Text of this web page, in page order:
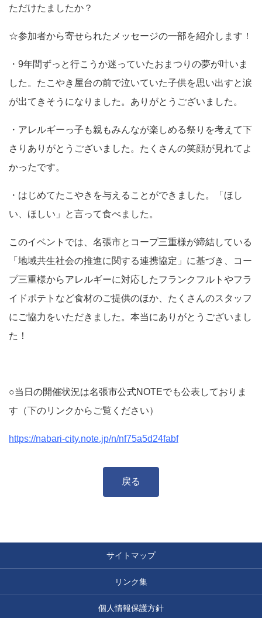
ただけたましたか？
☆参加者から寄せられたメッセージの一部を紹介します！
・9年間ずっと行こうか迷っていたおまつりの夢が叶いま
した。たこやき屋台の前で泣いていた子供を思い出すと涙
が出てきそうになりました。ありがとうございました。
・アレルギーっ子も親もみんなが楽しめる祭りを考えて下
さりありがとうございました。たくさんの笑顔が見れてよ
かったです。
・はじめてたこやきを与えることができました。「ほし
い、ほしい」と言って食べました。
このイベントでは、名張市とコープ三重様が締結している
「地域共生社会の推進に関する連携協定」に基づき、コー
プ三重様からアレルギーに対応したフランクフルトやフラ
イドポテトなど食材のご提供のほか、たくさんのスタッフ
にご協力をいただきました。本当にありがとうございまし
た！
○当日の開催状況は名張市公式NOTEでも公表しておりま
す（下のリンクからご覧ください）
https://nabari-city.note.jp/n/nf75a5d24fabf
戻る
サイトマップ
リンク集
個人情報保護方針